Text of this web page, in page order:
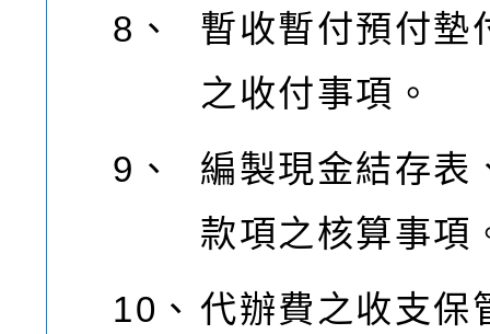
8、
暫收暫付預付墊
之收付事項。
9、
編製現金結存表
款項之核算事項
10、 代辦費之收支保